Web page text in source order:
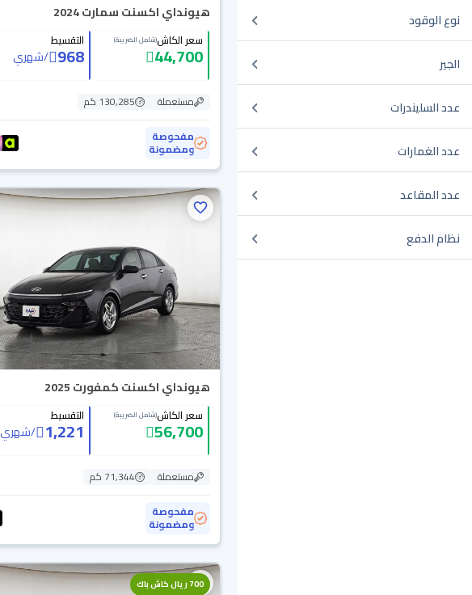
نوع الوقود
الجير
عدد السليندرات
عدد الغمارات
عدد المقاعد
نظام الدفع
هيونداي اكسنت سمارت 2024
سعر الكاش(شامل الضريبة)
44,700
التقسيط
968
/شهري
مستعملة
130,285 كم
مفحوصة
ومضمونة
هيونداي اكسنت كمفورت 2025
سعر الكاش(شامل الضريبة)
56,700
التقسيط
1,221
/شهري
مستعملة
71,344 كم
مفحوصة
ومضمونة
700 ريال كاش باك